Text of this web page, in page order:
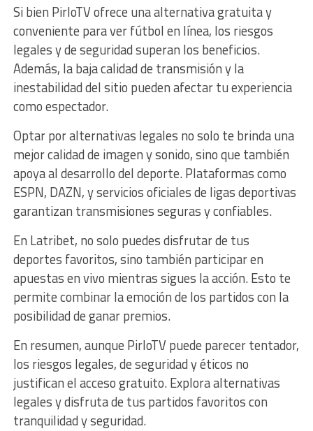
Si bien PirloTV ofrece una alternativa gratuita y
conveniente para ver fútbol en línea, los riesgos
legales y de seguridad superan los beneficios.
Además, la baja calidad de transmisión y la
inestabilidad del sitio pueden afectar tu experiencia
como espectador.
Optar por alternativas legales no solo te brinda una
mejor calidad de imagen y sonido, sino que también
apoya al desarrollo del deporte. Plataformas como
ESPN, DAZN, y servicios oficiales de ligas deportivas
garantizan transmisiones seguras y confiables.
En Latribet, no solo puedes disfrutar de tus
deportes favoritos, sino también participar en
apuestas en vivo mientras sigues la acción. Esto te
permite combinar la emoción de los partidos con la
posibilidad de ganar premios.
En resumen, aunque PirloTV puede parecer tentador,
los riesgos legales, de seguridad y éticos no
justifican el acceso gratuito. Explora alternativas
legales y disfruta de tus partidos favoritos con
tranquilidad y seguridad.